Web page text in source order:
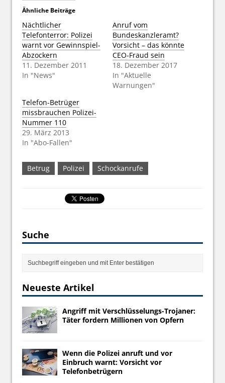
Ähnliche Beiträge
Nächtlicher
Telefonterror: Polizei
warnt vor Gewinnspiel-
Abzockern
11. Dezember 2011
In "News"
Anruf vom
Bundeskanzleramt?
Vorsicht – das könnte
CEO-Fraud sein
18. Dezember 2017
In "Aktuelle
Warnungen"
Telefon-Betrüger
missbrauchen Polizei-
Nummer 110
29. März 2013
In "Abo-Fallen"
Betrug Polizei Schockanrufe
Suche
Neueste Artikel
Angriff mit Verschlüsselungs-Trojaner:
Täter fordern Millionen von Opfern
Wenn die Polizei anruft und vor
Einbruch warnt: Vorsicht vor
Telefonbetrügern